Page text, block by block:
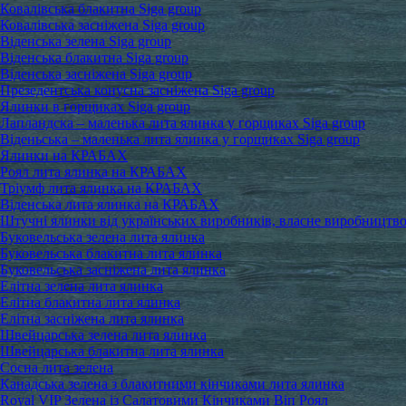
Ковалівська блакитна Siga group
Ковалівська засніжена Siga group
Віденська зелена Siga group
Віденська блакитна Siga group
Віденська засніжена Siga group
Презедентська конусна засніжена Siga group
Ялинки в горщиках Siga group
Лапландска – маленька лита ялинка у горщиках Siga group
Віденьська – маленька лита ялинка у горщиках Siga group
Ялинки на КРАБАХ
Роял лита ялинка на КРАБАХ
Тріумф лита ялинка на КРАБАХ
Віденська лита ялинка на КРАБАХ
Штучні ялинки від українських виробників, власне виробництво
Буковельська зелена лита ялинка
Буковельська блакитна лита ялинка
Буковельська засніжена лита ялинка
Елітна зелена лита ялинка
Елітна блакитна лита ялинка
Елітна засніжена лита ялинка
Швейцарська зелена лита ялинка
Швейцарська блакитна лита ялинка
Сосна лита зелена
Канадська зелена з блакитними кінчиками лита ялинка
Royal VIP Зелена із Салатовими Кінчиками Віп Роял